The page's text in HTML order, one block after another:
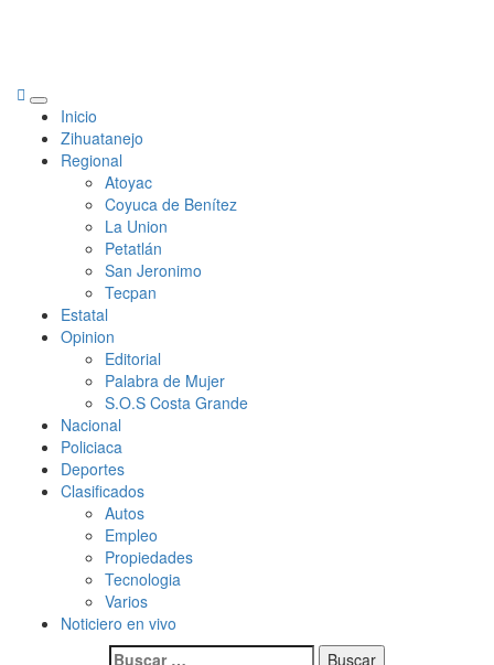
Primary
Menu
Inicio
Zihuatanejo
Regional
Atoyac
Coyuca de Benítez
La Union
Petatlán
San Jeronimo
Tecpan
Estatal
Opinion
Editorial
Palabra de Mujer
S.O.S Costa Grande
Nacional
Policiaca
Deportes
Clasificados
Autos
Empleo
Propiedades
Tecnologia
Varios
Noticiero en vivo
Buscar: